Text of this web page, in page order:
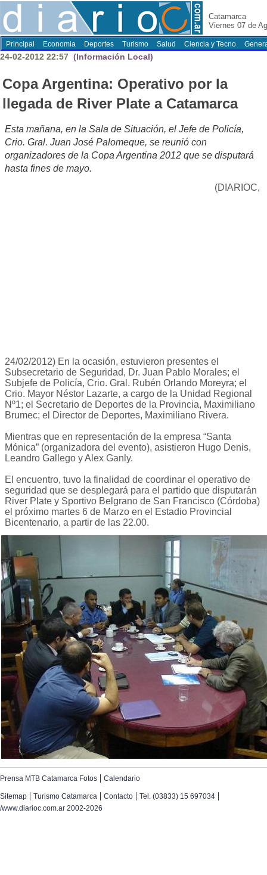
Catamarca
Viernes 07 de
Principal Economia Deportes Turismo Salud Ciencia y Tecno
24-02-2012 22:57 (Información Local)
Copa Argentina: Operativo por la
llegada de River Plate a Catamarca
Esta mañana, en la Sala de Situación, el Jefe de Policía,
Crio. Gral. Juan José Palomeque, se reunió con
organizadores de la Copa Argentina 2012 que se disputará
hasta fines de mayo.
(DIARIOC,
24/02/2012) En la ocasión, estuvieron presentes el
Subsecretario de Seguridad, Dr. Juan Pablo Morales; el
Subjefe de Policía, Crio. Gral. Rubén Orlando Moreyra; el
Crio. Mayor Néstor Lazarte, a cargo de la Unidad Regional
Nº1; el Secretario de Deportes de la Provincia, Maximiliano
Brumec; el Director de Deportes, Maximiliano Rivera.
Mientras que en representación de la empresa “Santa
Mónica” (organizadora del evento), asistieron Hugo Denis,
Leandro Gallego y Alex Ganly.
El encuentro, tuvo la finalidad de coordinar el operativo de
seguridad que se desplegará para el partido que disputarán
River Plate y Sportivo Belgrano de San Francisco (Córdoba)
el próximo martes 6 de Marzo en el Estadio Provincial
Bicentenario, a partir de las 22.00.
Prensa MTB Catamarca Fotos | Calendario
Sitemap | Turismo Catamarca | Contacto | Tel. (03833) 15 697034 |
/www.diarioc.com.ar 2002-2026